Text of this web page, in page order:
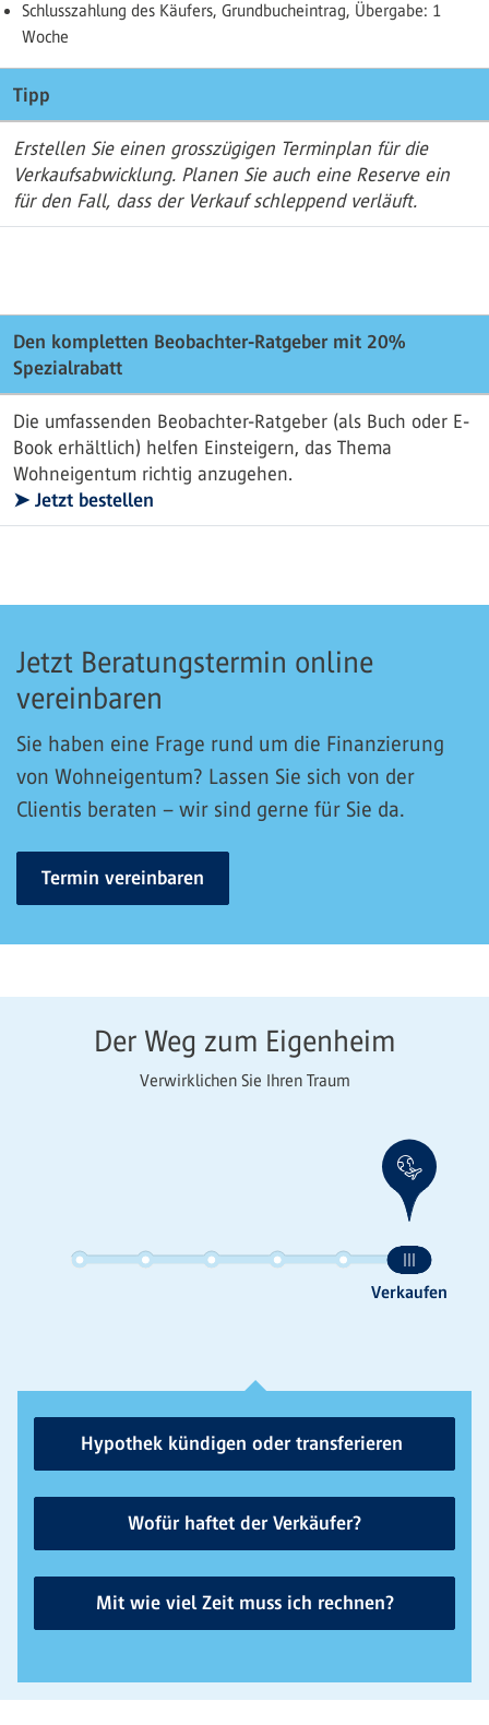
Schlusszahlung des Käufers, Grundbucheintrag, Übergabe: 1
Woche
Tipp
Erstellen Sie einen grosszügigen Terminplan für die
Verkaufsabwicklung. Planen Sie auch eine Reserve ein
für den Fall, dass der Verkauf schleppend verläuft.
Den kompletten Beobachter-Ratgeber mit 20%
Spezialrabatt
Die umfassenden Beobachter-Ratgeber (als Buch oder E-
Book erhältlich) helfen Einsteigern, das Thema
Wohneigentum richtig anzugehen.
➤ Jetzt bestellen
Jetzt Beratungstermin online
vereinbaren
Sie haben eine Frage rund um die Finanzierung
von Wohneigentum? Lassen Sie sich von der
Clientis beraten – wir sind gerne für Sie da.
Termin vereinbaren
Der Weg zum Eigenheim
Verwirklichen Sie Ihren Traum
Hypothek kündigen oder transferieren
Wofür haftet der Verkäufer?
Mit wie viel Zeit muss ich rechnen?